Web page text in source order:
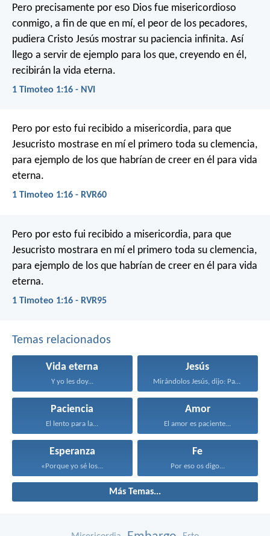
Pero precisamente por eso Dios fue misericordioso
conmigo, a fin de que en mí, el peor de los pecadores,
pudiera Cristo Jesús mostrar su paciencia infinita. Así
llego a servir de ejemplo para los que, creyendo en él,
recibirán la vida eterna.
1 Timoteo 1:16 - NVI
Pero por esto fui recibido a misericordia, para que
Jesucristo mostrase en mí el primero toda su clemencia,
para ejemplo de los que habrían de creer en él para vida
eterna.
1 Timoteo 1:16 - RVR60
Pero por esto fui recibido a misericordia, para que
Jesucristo mostrara en mí el primero toda su clemencia,
para ejemplo de los que habrían de creer en él para vida
eterna.
1 Timoteo 1:16 - RVR95
Temas relacionados
Vida eterna
Y yo les doy...
Jesús
Mirándolos Jesús, dijo: Para...
Paciencia
El lento para la...
Amor
El amor es paciente...
Esperanza
«Porque yo sé los...
Fe
Por eso os digo...
Más Temas...